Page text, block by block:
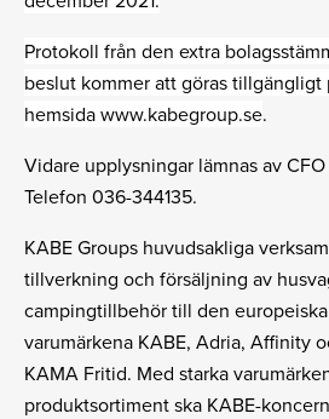
Protokoll från den extra
beslut kommer att göras tillgängligt
hemsida www.kabegroup.se.
Vidare upplysningar lämnas av
Telefon 036-344135.
KABE Groups huvudsakliga
tillverkning och försäljning av
campingtillbehör till den
varumärkena KABE, Adria, Affinity
KAMA Fritid. Med starka
produktsortiment ska KABE-